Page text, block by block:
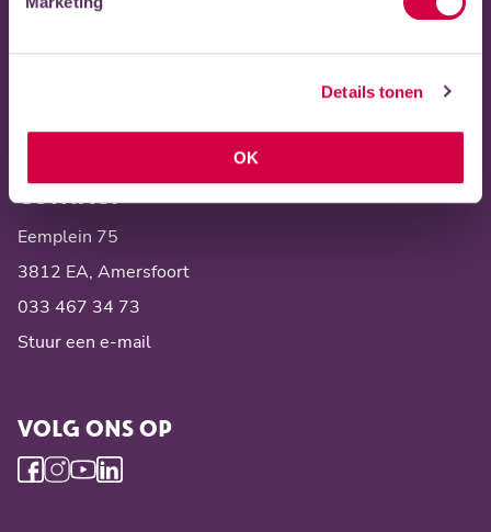
Details tonen
OK
CONTACT
Eemplein 75
3812 EA, Amersfoort
033 467 34 73
Stuur een e-mail
VOLG ONS OP